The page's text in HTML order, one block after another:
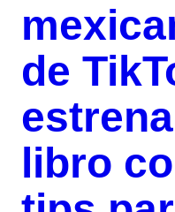
de
estrena
libro